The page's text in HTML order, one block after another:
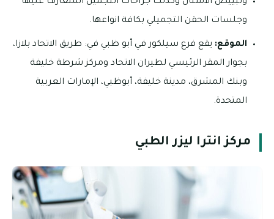
وجلسات الحقن التجميلي بكافة انواعها.
الموقع: يقع فرع سيلكور في أبو ظبي في: طريق الاتحاد بلازا،
بجوار المقر الرئيسي لطيران الاتحاد ومركز شرطة خليفة
وبنك المشرق، مدينة خليفة، أبوظبي، الإمارات العربية
المتحدة.
مركز انترا ليزر الطبي